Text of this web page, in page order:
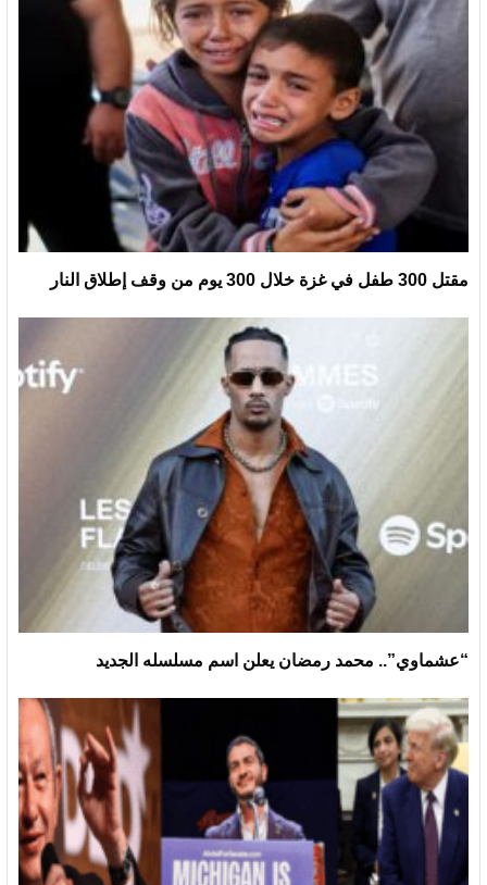
مقتل 300 طفل في غزة خلال 300 يوم من وقف إطلاق النار
“عشماوي”.. محمد رمضان يعلن اسم مسلسله الجديد